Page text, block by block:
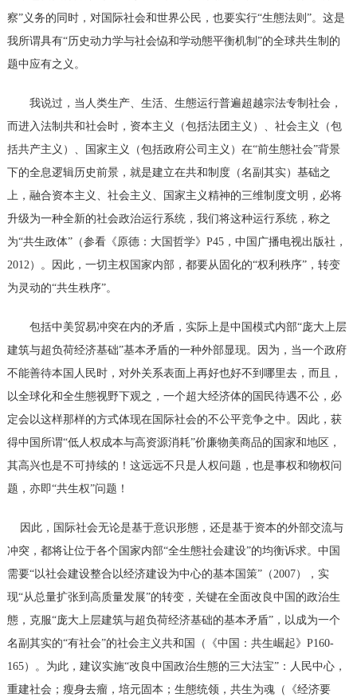
察”义务的同时，对国际社会和世界公民，也要实行“生態法则”。这是
我所谓具有“历史动力学与社会恊和学动態平衡机制”的全球共生制的
题中应有之义。
我说过，当人类生产、生活、生態运行普遍超越宗法专制社会，
而进入法制共和社会时，资本主义（包括法团主义）、社会主义（包
括共产主义）、国家主义（包括政府公司主义）在“前生態社会”背景
下的全息逻辑历史前景，就是建立在共和制度（名副其实）基础之
上，融合资本主义、社会主义、国家主义精神的三维制度文明，必将
升级为一种全新的社会政治运行系统，我们将这种运行系统，称之
为“共生政体”（参看《原德：大国哲学》 P45，中国广播电视出版社，
2012）。因此，一切主权国家内部，都要从固化的“权利秩序”，转变
为灵动的“共生秩序”。
包括中美贸易冲突在内的矛盾，实际上是中国模式内部“庞大上层
建筑与超负荷经济基础”基本矛盾的一种外部显现。因为，当一个政府
不能善待本国人民时，对外关系表面上再好也好不到哪里去，而且，
以全球化和全生態视野下观之，一个超大经济体的国民待遇不公，必
定会以这样那样的方式体现在国际社会的不公平竞争之中。因此，获
得中国所谓“低人权成本与高资源消耗”价廉物美商品的国家和地区，
其高兴也是不可持续的！这远远不只是人权问题，也是事权和物权问
题，亦即“共生权”问题！
因此，国际社会无论是基于意识形態，还是基于资本的外部交流与
冲突，都将让位于各个国家内部“全生態社会建设”的均衡诉求。中国
需要“以社会建设整合以经济建设为中心的基本国策”（2007），实
现“从总量扩张到高质量发展”的转变，关键在全面改良中国的政治生
態，克服“庞大上层建筑与超负荷经济基础的基本矛盾”，以成为一个
名副其实的“有社会”的社会主义共和国（《中国：共生崛起》P160-
165）。为此，建议实施“改良中国政治生態的三大法宝”：人民中心，
重建社会；瘦身去瘤，培元固本；生態统领，共生为魂（《经济要